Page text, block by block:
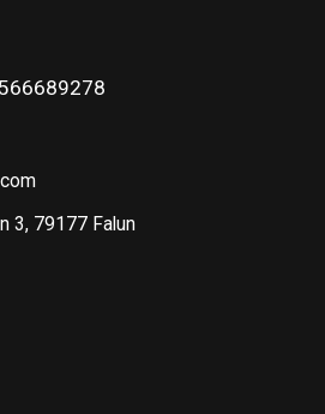
3, 79177 Falun